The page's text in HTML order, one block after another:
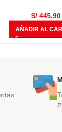
S/ 445.90
AÑADIR AL